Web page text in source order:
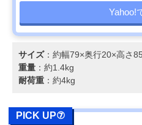
Yahoo!
サイズ：約幅79×奥行20×高さ
重量 ：約1.4kg
耐荷重 ：約4kg
PICK UP⑦